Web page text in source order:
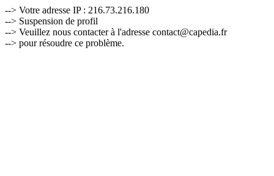
--> Votre adresse IP : 216.73.216.180
--> Suspension de profil
--> Veuillez nous contacter à l'adresse contact@capedia.fr
--> pour résoudre ce problème.